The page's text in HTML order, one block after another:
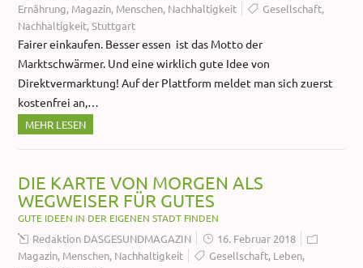
Ernährung, Magazin, Menschen, Nachhaltigkeit Gesellschaft,
Nachhaltigkeit,Stuttgart
Fairer einkaufen. Besser essen ist das Motto der
Marktschwärmer. Und eine wirklich gute Idee von
Direktvermarktung! Auf der Plattform meldet man sich zuerst
kostenfrei an,…
MEHR LESEN
DIE KARTE VON MORGEN ALS
WEGWEISER FÜR GUTES
GUTE IDEEN IN DER EIGENEN STADT FINDEN
Redaktion DASGESUNDMAGAZIN
16. Februar 2018
Magazin, Menschen, Nachhaltigkeit Gesellschaft, Leben,